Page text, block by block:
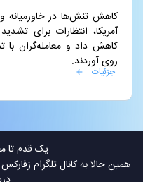
کاهش تنش‌ها در خاورمیانه و
آمریکا، انتظارات برای
کاهش داد و معامله‌گران با
روی آوردند.
جزئیات
یک قدم تا
همین حالا به کانال تلگرام